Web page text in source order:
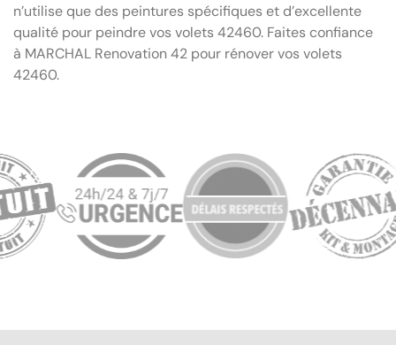
n’utilise que des peintures spécifiques et d’excellente
qualité pour peindre vos volets 42460. Faites confiance
à MARCHAL Renovation 42 pour rénover vos volets
42460.